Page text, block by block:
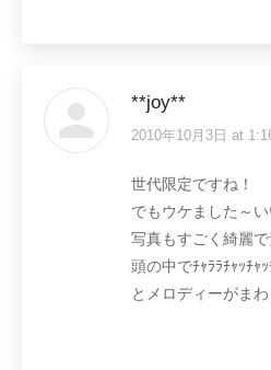
**joy**
says:
2010年10月3日 at
世代限定ですね！
でもウケました～い
写真もすごく綺麗で
頭の中でﾁｬﾗﾗﾁｬｯﾁｬ
とメロディーがま